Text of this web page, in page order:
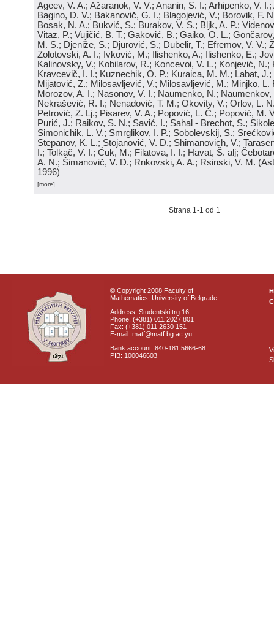
Ageev, V. A.; Ažaranok, V. V.; Ananin, S. I.; Arhipenko, V.
Bagino, D. V.; Bakanovič, G. I.; Blagojević, V.; Borovik, F.
Bosak, N. A.; Bukvić, S.; Burakov, V. S.; Bljk, A. P.;
Vitaz, P.; Vujičić, B. T.; Gaković, B.; Gaiko, O. L.;
M. S.; Djeniže, S.; Djurović, S.; Dubelir, T.; Efremov, V. V.;
Zolotovski, A. I.; Ivković, M.; Ilishenko, A.; Ilishenko, E.;
Kalinovsky, V.; Kobilarov, R.; Koncevoi, V. L.; Konjević, N.;
Kravcevič, I. I.; Kuznechik, O. P.; Kuraica, M. M.; Labat,
Mijatović, Z.; Milosavljević, V.; Milosavljević, M.; Minjko, L.
Morozov, A. I.; Nasonov, V. I.; Naumenko, N.; Naumenkov,
Nekrašević, R. I.; Nenadović, T. M.; Okovity, V.; Orlov, L.
Petrović, Z. Lj.; Pisarev, V. A.; Popović, L. Č.; Popović, M.
Purić, J.; Raikov, S. N.; Savić, I.; Sahal - Brechot, S.;
Simonichik, L. V.; Smrglikov, I. P.; Sobolevskij, S.;
Stepanov, K. L.; Stojanović, V. D.; Shimanovich, V.;
I.; Tolkač, V. I.; Ćuk, M.; Filatova, I. I.; Havat, Š. alj;
A. N.; Šimanovič, V. D.; Rnkovski, A. A.; Rsinski, V. M. (
1996)
[more]
Strana 1-1 od 1
© Copyright 2008 Faculty of
Mathematics, University of Belgrade
Address: Studentski trg 16
Phone: (+381) 011 2027 801
Fax: (+381) 011 2630 151
E-mail: matf@matf.bg.ac.yu
Bank account: 840-181 5666-68
PIB: 100046603